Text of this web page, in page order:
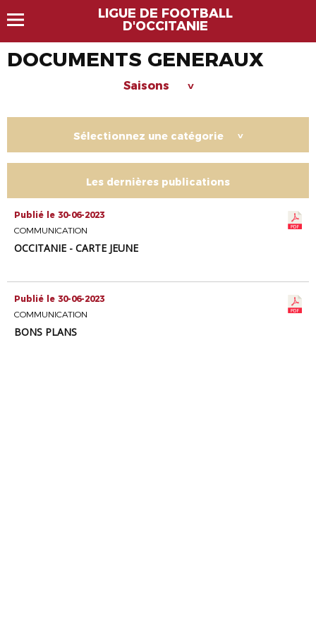
LIGUE DE FOOTBALL
D'OCCITANIE
DOCUMENTS GENERAUX
Saisons >
Sélectionnez une catégorie >
Les dernières publications
Publié le 30-06-2023
COMMUNICATION
OCCITANIE - CARTE JEUNE
Publié le 30-06-2023
COMMUNICATION
BONS PLANS